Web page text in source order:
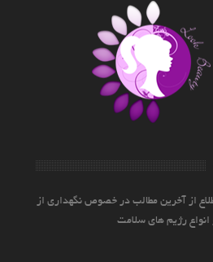
از آخرین مطالب در خصوص نگهداری از
رژیم های سلامت